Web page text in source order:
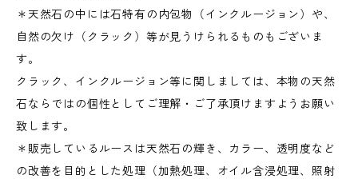
＊天然石の中には石特有の内包物（インクルージョン）や、
自然の欠け（クラック）等が見うけられるものもございま
す。
クラック、インクルージョン等に関しましては、本物の天然
石ならではの個性としてご理解・ご了承頂けますようお願い
致します。
＊販売しているルースは天然石の輝き、カラー、透明度など
の改善を目的とした処理（加熱処理、オイル含浸処理、照射